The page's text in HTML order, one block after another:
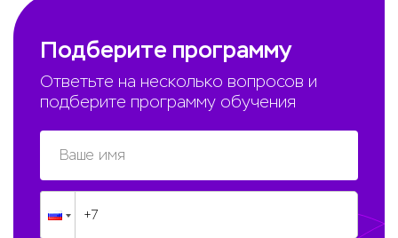
Подберите программу
Ответьте на несколько вопросов и
подберите программу обучения